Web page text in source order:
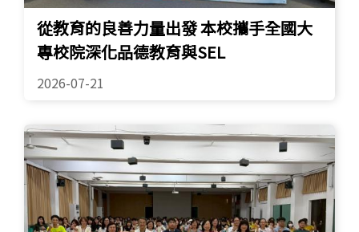
從教育的良善力量出發 本校攜手全國大
專校院深化品德教育與SEL
2026-07-21